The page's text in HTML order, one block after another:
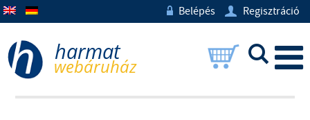
w Belépés U Regisztráció
L